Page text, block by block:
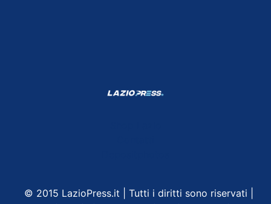
© 2015 LazioPress.it | Tutti i diritti sono riservati |